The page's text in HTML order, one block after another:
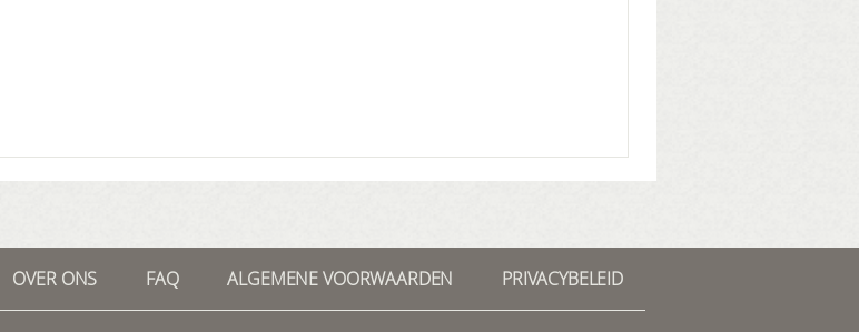
OVER ONS FAQ ALGEMENE VOORWAARDEN PRIVACYBELEID